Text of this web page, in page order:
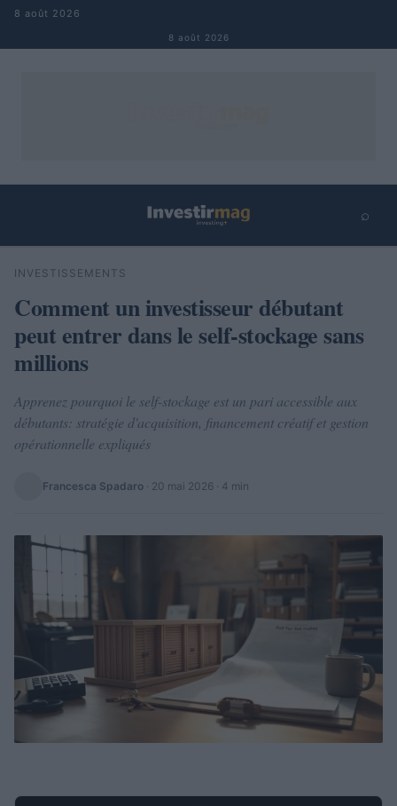
Aller au contenu
8 août 2026
8 août 2026
⌕
Rechercher
INVESTISSEMENTS
Comment un investisseur débutant
peut entrer dans le self-stockage sans
millions
Apprenez pourquoi le self-stockage est un pari accessible aux
débutants: stratégie d'acquisition, financement créatif et gestion
opérationnelle expliqués
Francesca Spadaro · 20 mai 2026 · 4 min